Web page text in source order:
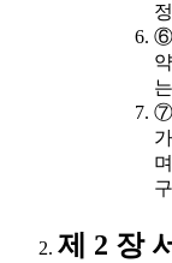
⑥
⑦
제 2 장